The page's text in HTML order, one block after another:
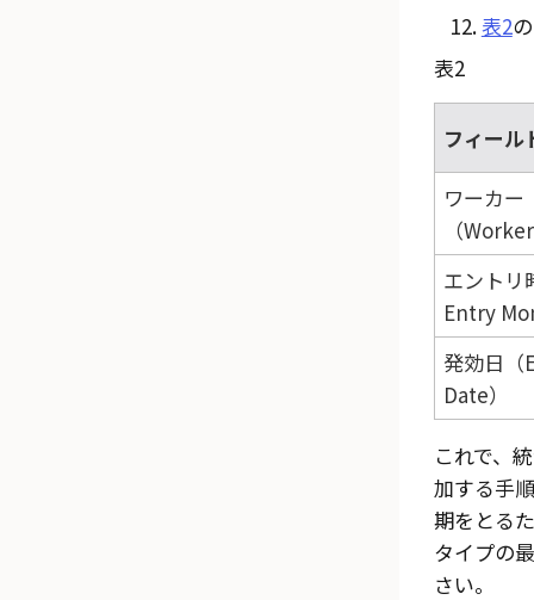
表2
表2
フィール
ワーカー
（
エントリ
Entry
発効日
Date）
これで、
加する手
期をとる
タイプの
さい。